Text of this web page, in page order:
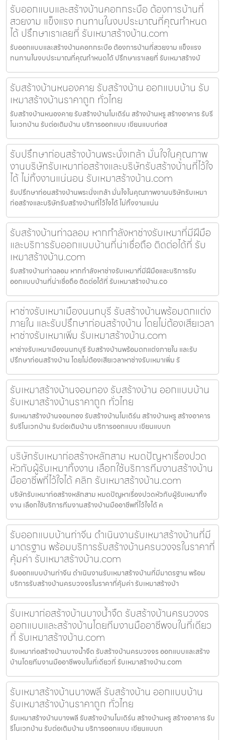
รับออกแบบและสร้างบ้านคอกกระบือ ต้องการบ้านที่
สวยงาม แข็งแรง ทนทานในงบประมาณที่คุณกำหนด
ได้ ปรึกษาเราเลยที่ รับเหมาสร้างบ้าน.com
รับออกแบบและสร้างบ้านคอกกระบือ ต้องการบ้านที่สวยงาม แข็งแรง
ทนทานในงบประมาณที่คุณกำหนดได้ ปรึกษาเราเลยที่ รับเหมาสร้างบ้
รับสร้างบ้านหนองคาย รับสร้างบ้าน ออกแบบบ้าน รับ
เหมาสร้างบ้านราคาถูก ทั่วไทย
รับสร้างบ้านหนองคาย รับสร้างบ้านโมเดิร์น สร้างบ้านหรู สร้างอาคาร รับรี
โนเวทบ้าน รับต่อเติมบ้าน บริการออกแบบ เขียนแบบก่อส
รับปรึกษาก่อนสร้างบ้านพระนั่งเกล้า มั่นใจในคุณภาพ
งานบริษัทรับเหมาก่อสร้างและบริษัทรับสร้างบ้านที่ไว้ใจ
ได้ ไม่ทิ้งงานแน่นอน รับเหมาสร้างบ้าน.com
รับปรึกษาก่อนสร้างบ้านพระนั่งเกล้า มั่นใจในคุณภาพงานบริษัทรับเหมา
ก่อสร้างและบริษัทรับสร้างบ้านที่ไว้ใจได้ ไม่ทิ้งงานแน่น
รับสร้างบ้านท่าฉลอม หากกำลังหาช่างรับเหมาที่มีฝีมือ
และบริการรับออกแบบบ้านที่น่าเชื่อถือ ติดต่อได้ที่ รับ
เหมาสร้างบ้าน.com
รับสร้างบ้านท่าฉลอม หากกำลังหาช่างรับเหมาที่มีฝีมือและบริการรับ
ออกแบบบ้านที่น่าเชื่อถือ ติดต่อได้ที่ รับเหมาสร้างบ้าน.co
หาช่างรับเหมาเมืองนนทบุรี รับสร้างบ้านพร้อมตกแต่ง
ภายใน และรับปรึกษาก่อนสร้างบ้าน โดยไม่ต้องเสียเวลา
หาช่างรับเหมาเพิ่ม รับเหมาสร้างบ้าน.com
หาช่างรับเหมาเมืองนนทบุรี รับสร้างบ้านพร้อมตกแต่งภายใน และรับ
ปรึกษาก่อนสร้างบ้าน โดยไม่ต้องเสียเวลาหาช่างรับเหมาเพิ่ม รั
รับเหมาสร้างบ้านจอมทอง รับสร้างบ้าน ออกแบบบ้าน
รับเหมาสร้างบ้านราคาถูก ทั่วไทย
รับเหมาสร้างบ้านจอมทอง รับสร้างบ้านโมเดิร์น สร้างบ้านหรู สร้างอาคาร
รับรีโนเวทบ้าน รับต่อเติมบ้าน บริการออกแบบ เขียนแบบก
บริษัทรับเหมาก่อสร้างหลักสาม หมดปัญหาเรื่องปวด
หัวกับผู้รับเหมาทิ้งงาน เลือกใช้บริการทีมงานสร้างบ้าน
มืออาชีพที่ไว้ใจได้ คลิก รับเหมาสร้างบ้าน.com
บริษัทรับเหมาก่อสร้างหลักสาม หมดปัญหาเรื่องปวดหัวกับผู้รับเหมาทิ้ง
งาน เลือกใช้บริการทีมงานสร้างบ้านมืออาชีพที่ไว้ใจได้ ค
รับออกแบบบ้านท่าจีน ดำเนินงานรับเหมาสร้างบ้านที่มี
มาตรฐาน พร้อมบริการรับสร้างบ้านครบวงจรในราคาที่
คุ้มค่า รับเหมาสร้างบ้าน.com
รับออกแบบบ้านท่าจีน ดำเนินงานรับเหมาสร้างบ้านที่มีมาตรฐาน พร้อม
บริการรับสร้างบ้านครบวงจรในราคาที่คุ้มค่า รับเหมาสร้างบ้า
รับเหมาก่อสร้างบ้านบางน้ำจืด รับสร้างบ้านครบวงจร
ออกแบบและสร้างบ้านโดยทีมงานมืออาชีพจบในที่เดียว
ที่ รับเหมาสร้างบ้าน.com
รับเหมาก่อสร้างบ้านบางน้ำจืด รับสร้างบ้านครบวงจร ออกแบบและสร้าง
บ้านโดยทีมงานมืออาชีพจบในที่เดียวที่ รับเหมาสร้างบ้าน.com
รับเหมาสร้างบ้านบางพลี รับสร้างบ้าน ออกแบบบ้าน
รับเหมาสร้างบ้านราคาถูก ทั่วไทย
รับเหมาสร้างบ้านบางพลี รับสร้างบ้านโมเดิร์น สร้างบ้านหรู สร้างอาคาร รับ
รีโนเวทบ้าน รับต่อเติมบ้าน บริการออกแบบ เขียนแบบก